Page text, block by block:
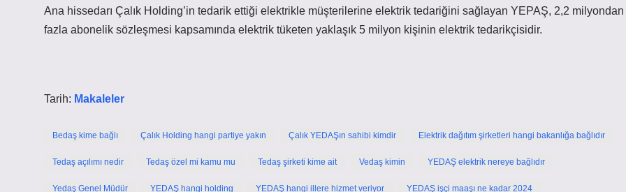
Ana hissedarı Çalık Holding’in tedarik ettiği elektrikle müşterilerine elektrik tedariğini sağlayan YEPAŞ, 2,2 milyondan
fazla abonelik sözleşmesi kapsamında elektrik tüketen yaklaşık 5 milyon kişinin elektrik tedarikçisidir.
Tarih: Makaleler
Bedaş kime bağlı Çalık Holding hangi partiye yakın Çalık YEDAŞın sahibi kimdir Elektrik dağıtım şirketleri hangi bakanlığa bağlıdır
Tedaş açılımı nedir Tedaş özel mi kamu mu Tedaş şirketi kime ait Vedaş kimin YEDAŞ elektrik nereye bağlıdır
Yedaş Genel Müdür YEDAŞ hangi holding YEDAŞ hangi illere hizmet veriyor YEDAŞ işçi maaşı ne kadar 2024